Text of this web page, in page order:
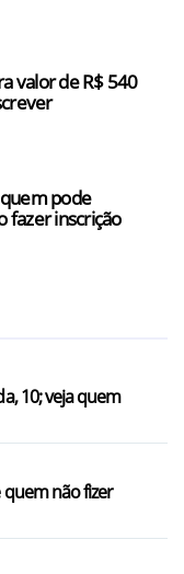
valor de R$ 540
pode
fazer inscrição
10; veja quem
não fizer